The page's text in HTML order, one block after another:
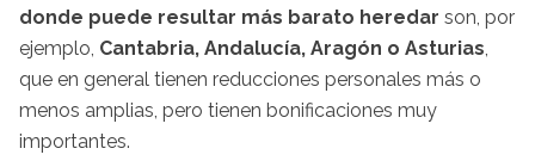
donde puede resultar más barato heredar son, por
ejemplo, Cantabria, Andalucía, Aragón o Asturias,
que en general tienen reducciones personales más o
menos amplias, pero tienen bonificaciones muy
importantes.